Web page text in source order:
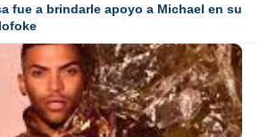
fue a brindarle apoyo a Michael en su